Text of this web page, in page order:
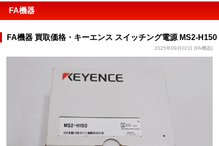
FA機器
FA機器 買取価格・キーエンス スイッチング電源 MS2-H150
2025年09月02日 [FA機器]